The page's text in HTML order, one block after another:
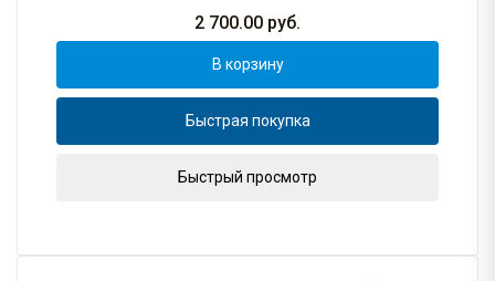
2 700.00 руб.
В корзину
Быстрая покупка
Быстрый просмотр